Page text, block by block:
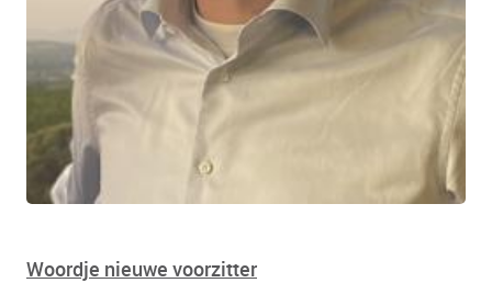
Woordje nieuwe voorzitter